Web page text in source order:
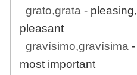
grato,grata - pleasing,
pleasant
gravísimo,gravísima -
most important